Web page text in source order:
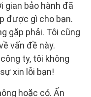
gian bảo hành đã
được gì cho bạn.
gặp phải. Tôi cũng
vấn đề này.
ty, tôi không
xin lỗi bạn!
hoặc có. Ấn